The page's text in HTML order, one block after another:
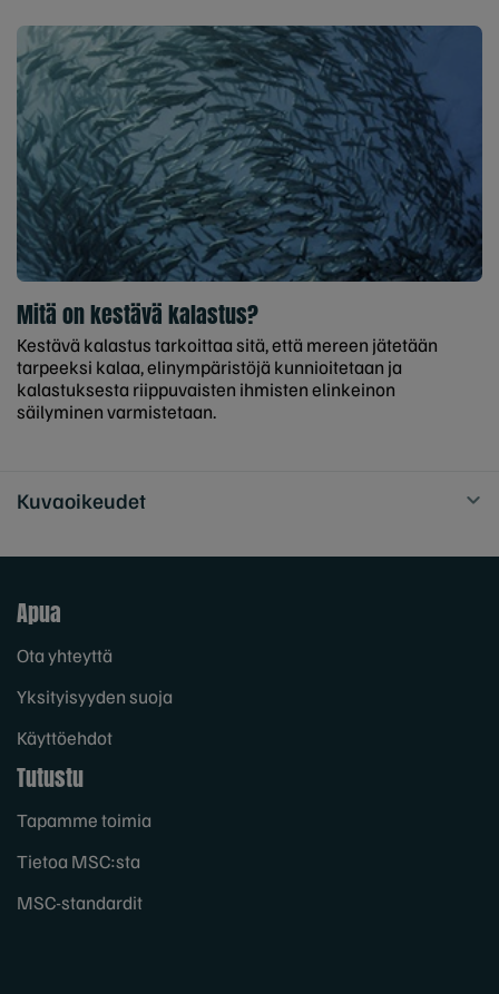
Mitä on kestävä kalastus?
Kestävä kalastus tarkoittaa sitä, että mereen jätetään
tarpeeksi kalaa, elinympäristöjä kunnioitetaan ja
kalastuksesta riippuvaisten ihmisten elinkeinon
säilyminen varmistetaan.
Kuvaoikeudet
Apua
Ota yhteyttä
Yksityisyyden suoja
Käyttöehdot
Tutustu
Tapamme toimia
Tietoa MSC:sta
MSC-standardit